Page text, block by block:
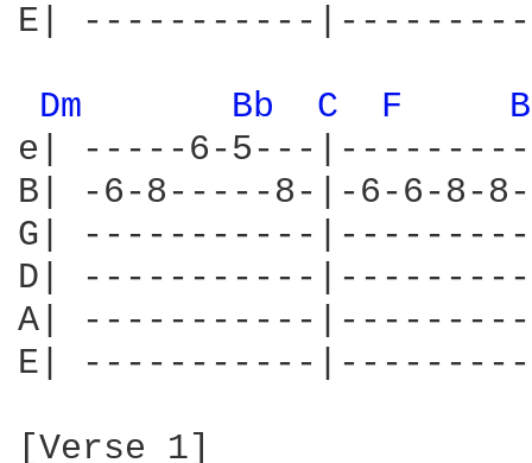
E| -----------
Dm Bb C F
e| -----6-5---
B| -6-8-----8-|-6-6-
G| -----------
D| -----------
A| -----------
E| -----------
[Verse 1]